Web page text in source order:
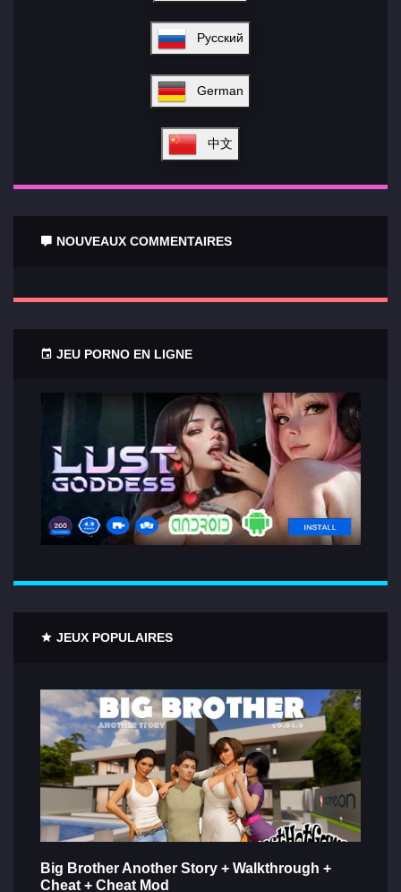
Русский
German
中文
NOUVEAUX COMMENTAIRES
JEU PORNO EN LIGNE
JEUX POPULAIRES
Big Brother Another Story + Walkthrough +
Cheat + Cheat Mod